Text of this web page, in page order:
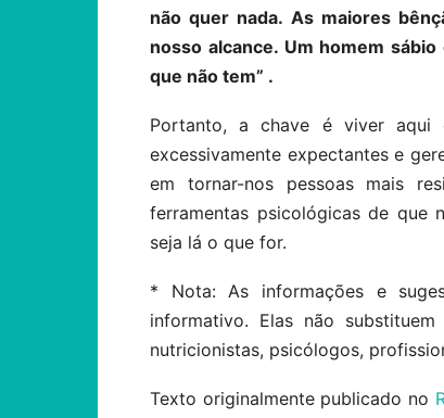
não quer nada. As maiores
nosso alcance. Um homem
que não tem” .
Portanto, a chave é viver aqui
excessivamente expectantes e
em tornar-nos pessoas mais
ferramentas psicológicas de que
seja lá o que for.
* Nota: As informações e
informativo. Elas não
nutricionistas, psicólogos,
Texto originalmente publicado no